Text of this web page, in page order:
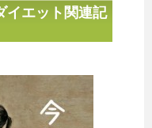
イエット関連記